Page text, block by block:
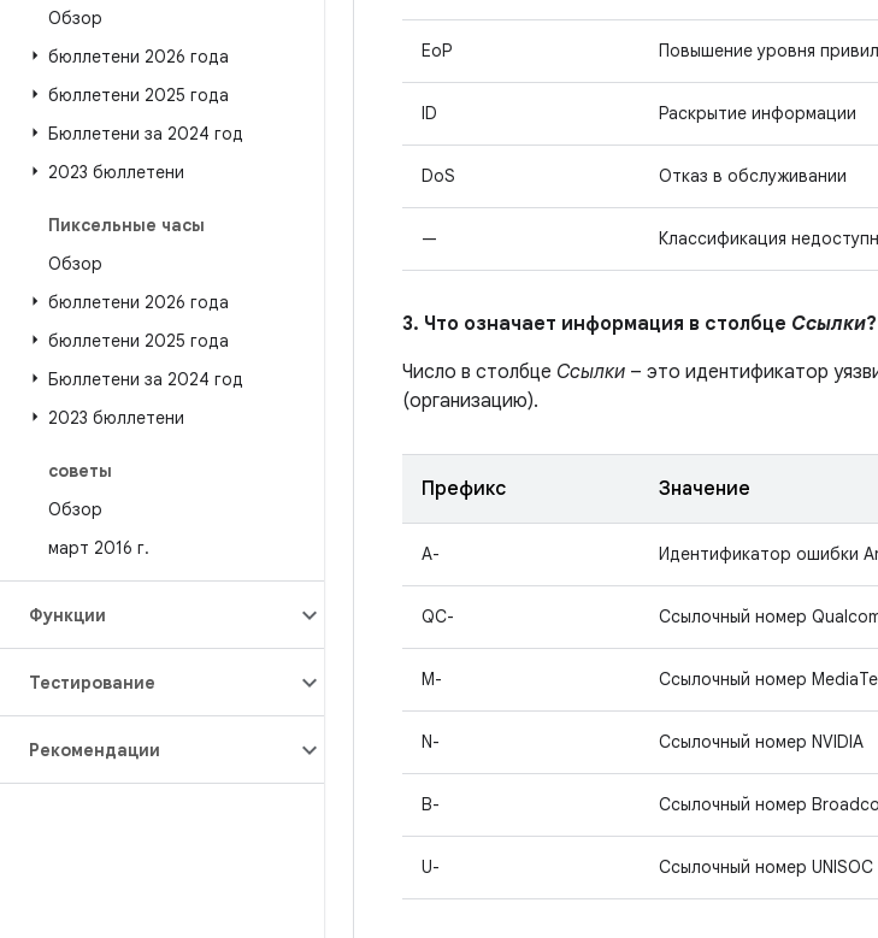
Обзор
бюллетени 2026 года
бюллетени 2025 года
Бюллетени за 2024 год
2023 бюллетени
Пиксельные часы
Обзор
бюллетени 2026 года
бюллетени 2025 года
Бюллетени за 2024 год
2023 бюллетени
советы
Обзор
март 2016 г.
Функции
Тестирование
Рекомендации
EoP Повышение уровня
ID Раскрытие информации
DoS Отказ в обслуживании
— Классификация
3. Что означает информация в столбце Ссылки?
Число в столбце Ссылки – это идентификатор
(организацию).
Префикс Значение
A- Идентификатор ошибки
QC- Ссылочный номер
M- Ссылочный номер
N- Ссылочный номер NVIDIA
B- Ссылочный номер
U- Ссылочный номер UNISOC